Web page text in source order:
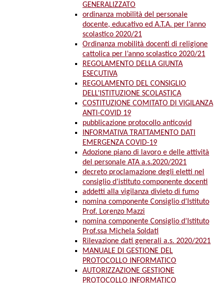
GENERALIZZATO
ordinanza mobilità del personale
docente, educativo ed A.T.A. per l’anno
scolastico 2020/21
Ordinanza mobilità docenti di religione
cattolica per l’anno scolastico 2020/21
REGOLAMENTO DELLA GIUNTA
ESECUTIVA
REGOLAMENTO DEL CONSIGLIO
DELL’ISTITUZIONE SCOLASTICA
COSTITUZIONE COMITATO DI VIGILANZA
ANTI-COVID 19
pubblicazione protocollo anticovid
INFORMATIVA TRATTAMENTO DATI
EMERGENZA COVID-19
Adozione piano di lavoro e delle attività
del personale ATA a.s.2020/2021
decreto proclamazione degli eletti nel
consiglio d’istituto componente docenti
addetti alla vigilanza divieto di fumo
nomina componente Consiglio d’Istituto
Prof. Lorenzo Mazzi
nomina componente Consiglio d’Istituto
Prof.ssa Michela Soldati
Rilevazione dati generali a.s. 2020/2021
MANUALE DI GESTIONE DEL
PROTOCOLLO INFORMATICO
AUTORIZZAZIONE GESTIONE
PROTOCOLLO INFORMATICO